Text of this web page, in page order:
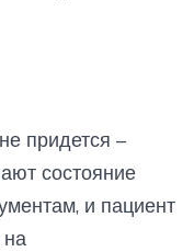
придется –
состояние
и пациент
на